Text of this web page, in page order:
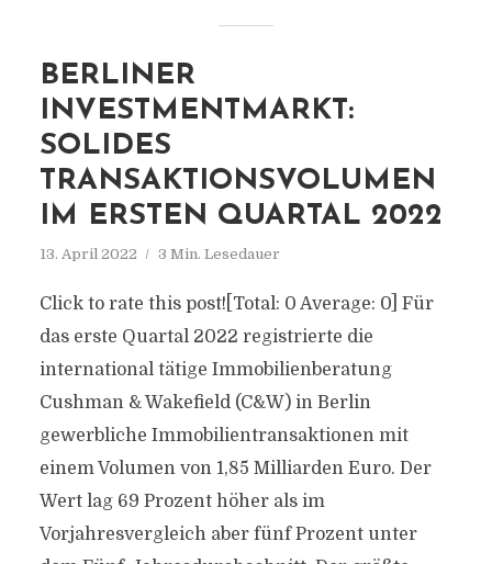
BERLINER
INVESTMENTMARKT:
SOLIDES
TRANSAKTIONSVOLUMEN
IM ERSTEN QUARTAL 2022
13. April 2022 3 Min. Lesedauer
Click to rate this post![Total: 0 Average: 0] Für
das erste Quartal 2022 registrierte die
international tätige Immobilienberatung
Cushman & Wakefield (C&W) in Berlin
gewerbliche Immobilientransaktionen mit
einem Volumen von 1,85 Milliarden Euro. Der
Wert lag 69 Prozent höher als im
Vorjahresvergleich aber fünf Prozent unter